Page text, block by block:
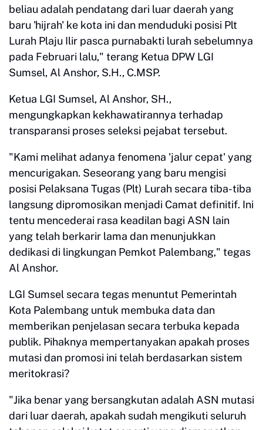
beliau adalah pendatang dari luar daerah yang
baru 'hijrah' ke kota ini dan menduduki posisi Plt
Lurah Plaju Ilir pasca purnabakti lurah sebelumnya
pada Februari lalu," terang Ketua DPW LGI
Sumsel, Al Anshor, S.H., C.MSP.
Ketua LGI Sumsel, Al Anshor, SH.,
mengungkapkan kekhawatirannya terhadap
transparansi proses seleksi pejabat tersebut.
"Kami melihat adanya fenomena 'jalur cepat' yang
mencurigakan. Seseorang yang baru mengisi
posisi Pelaksana Tugas (Plt) Lurah secara tiba-tiba
langsung dipromosikan menjadi Camat definitif. Ini
tentu mencederai rasa keadilan bagi ASN lain
yang telah berkarir lama dan menunjukkan
dedikasi di lingkungan Pemkot Palembang," tegas
Al Anshor.
LGI Sumsel secara tegas menuntut Pemerintah
Kota Palembang untuk membuka data dan
memberikan penjelasan secara terbuka kepada
publik. Pihaknya mempertanyakan apakah proses
mutasi dan promosi ini telah berdasarkan sistem
meritokrasi?
"Jika benar yang bersangkutan adalah ASN mutasi
dari luar daerah, apakah sudah mengikuti seluruh